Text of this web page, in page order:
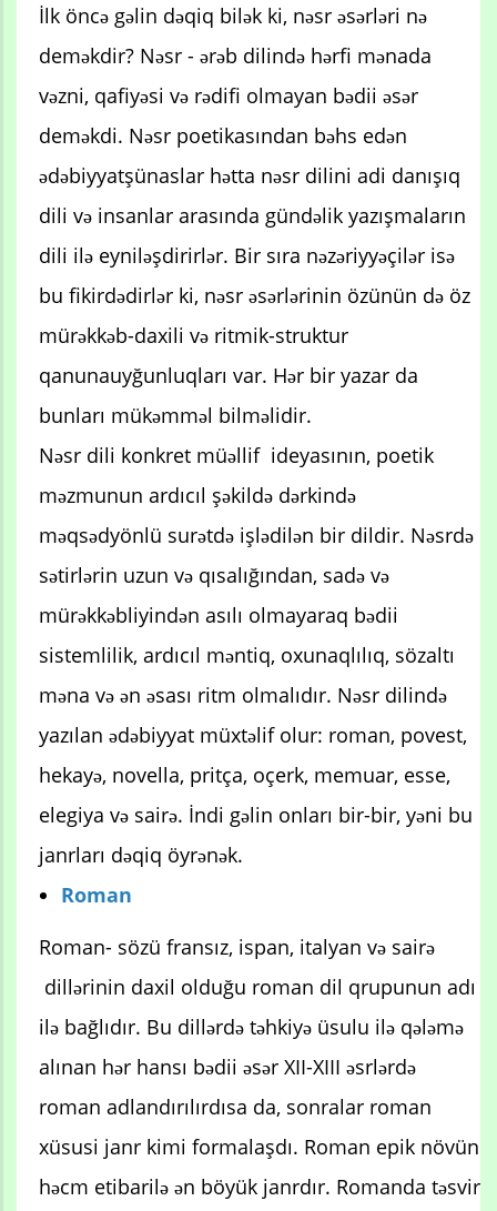
İlk öncə gəlin dəqiq bilək ki, nəsr əsərləri nə
deməkdir? Nəsr - ərəb dilində hərfi mənada
vəzni, qafiyəsi və rədifi olmayan bədii əsər
deməkdi. Nəsr poetikasından bəhs edən
ədəbiyyatşünaslar hətta nəsr dilini adi danışıq
dili və insanlar arasında gündəlik yazışmaların
dili ilə eyniləşdirirlər. Bir sıra nəzəriyyəçilər isə
bu fikirdədirlər ki, nəsr əsərlərinin özünün də öz
mürəkkəb-daxili və ritmik-struktur
qanunauyğunluqları var. Hər bir yazar da
bunları mükəmməl bilməlidir.
Nəsr dili konkret müəllif ideyasının, poetik
məzmunun ardıcıl şəkildə dərkində
məqsədyönlü surətdə işlədilən bir dildir. Nəsrdə
sətirlərin uzun və qısalığından, sadə və
mürəkkəbliyindən asılı olmayaraq bədii
sistemlilik, ardıcıl məntiq, oxunaqlılıq, sözaltı
məna və ən əsası ritm olmalıdır. Nəsr dilində
yazılan ədəbiyyat müxtəlif olur: roman, povest,
hekayə, novella, pritça, oçerk, memuar, esse,
elegiya və sairə. İndi gəlin onları bir-bir, yəni bu
janrları dəqiq öyrənək.
Roman
Roman- sözü fransız, ispan, italyan və sairə
dillərinin daxil olduğu roman dil qrupunun adı
ilə bağlıdır. Bu dillərdə təhkiyə üsulu ilə qələmə
alınan hər hansı bədii əsər XII-XIII əsrlərdə
roman adlandırılırdısa da, sonralar roman
xüsusi janr kimi formalaşdı. Roman epik növün
həcm etibarilə ən böyük janrdır. Romanda təsvir